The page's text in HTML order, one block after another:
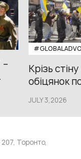
–
Крізь
обіцянок
JULY 3,2026
Торонто,